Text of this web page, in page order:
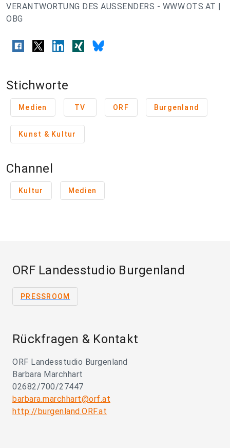
VERANTWORTUNG DES AUSSENDERS - WWW.OTS.AT |
OBG
Stichworte
Medien TV ORF Burgenland
Kunst & Kultur
Channel
Kultur Medien
ORF Landesstudio Burgenland
PRESSROOM
Rückfragen & Kontakt
ORF Landesstudio Burgenland
Barbara Marchhart
02682/700/27447
barbara.marchhart@orf.at
http://burgenland.ORF.at